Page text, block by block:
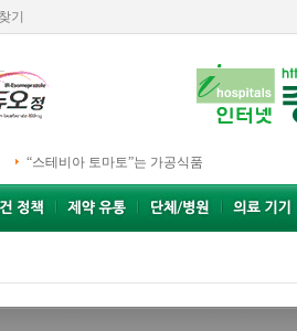
기
“스테비아 토마토”는 가공식품